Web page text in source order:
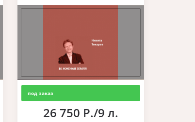
под заказ
26 750 Р./9 л.